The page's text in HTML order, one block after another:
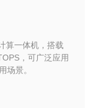
一体机，搭载
TOPS，可广泛应用
。